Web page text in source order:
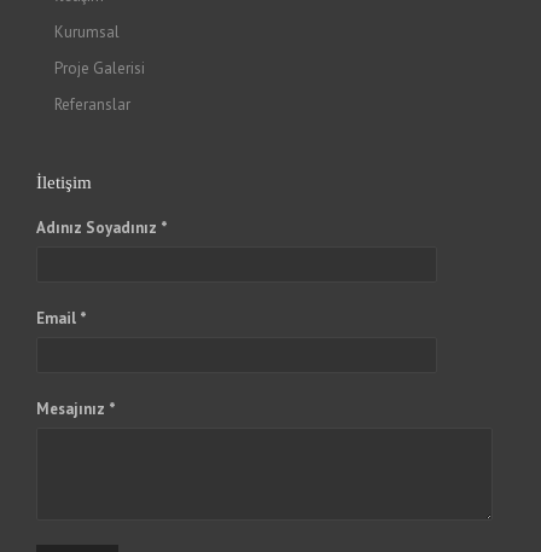
Kurumsal
Proje Galerisi
Referanslar
İletişim
Adınız Soyadınız *
Email *
Mesajınız *